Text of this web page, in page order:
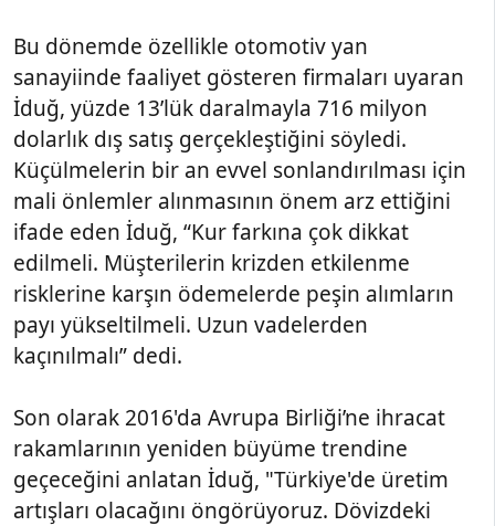
Bu dönemde özellikle otomotiv yan
sanayiinde faaliyet gösteren firmaları uyaran
İduğ, yüzde 13’lük daralmayla 716 milyon
dolarlık dış satış gerçekleştiğini söyledi.
Küçülmelerin bir an evvel sonlandırılması için
mali önlemler alınmasının önem arz ettiğini
ifade eden İduğ, “Kur farkına çok dikkat
edilmeli. Müşterilerin krizden etkilenme
risklerine karşın ödemelerde peşin alımların
payı yükseltilmeli. Uzun vadelerden
kaçınılmalı” dedi.
Son olarak 2016'da Avrupa Birliği’ne ihracat
rakamlarının yeniden büyüme trendine
geçeceğini anlatan İduğ, "Türkiye'de üretim
artışları olacağını öngörüyoruz. Dövizdeki